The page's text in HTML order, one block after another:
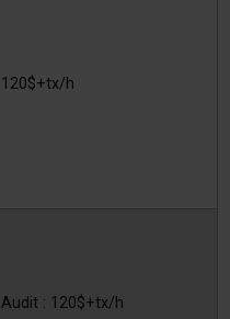
120$+tx/h
Audit : 120$+tx/h